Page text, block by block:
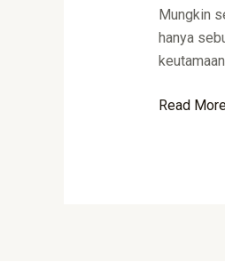
Mungkin
hanya
Read